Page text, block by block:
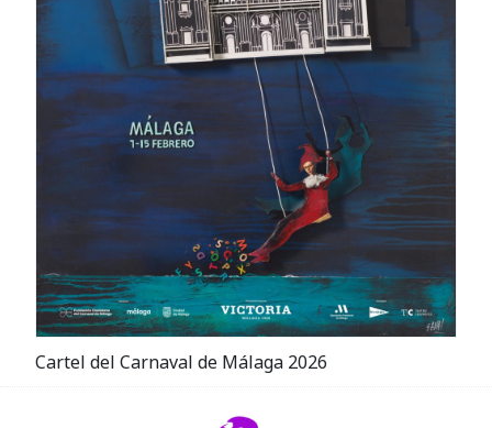
Cartel del Carnaval de Málaga 2026